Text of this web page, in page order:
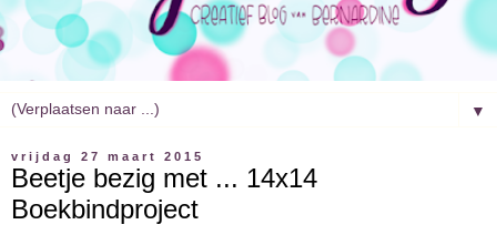
▼
vrijdag 27 maart 2015
Beetje bezig met ... 14x14
Boekbindproject